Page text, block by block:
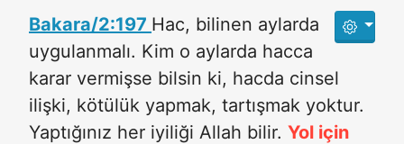
Bakara/2:197 Hac, bilinen aylarda
uygulanmalı. Kim o aylarda hacca
karar vermişse bilsin ki, hacda cinsel
ilişki, kötülük yapmak, tartışmak yoktur.
Yaptığınız her iyiliği Allah bilir. Yol için